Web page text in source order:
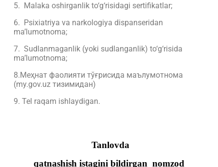
5. Malaka oshirganlik to‘g‘risidagi sertifikatlar;
6. Psixiatriya va narkologiya dispanseridan
ma’lumotnoma;
7. Sudlanmaganlik (yoki sudlanganlik) to‘g‘risida
ma’lumotnoma;
8.Меҳнат фаолияти тўғрисида маълумотнома
(my.gov.uz тизимидан)
9. Tel raqam ishlaydigan.
Tanlovda
qatnashish istagini bildirgan nomzod